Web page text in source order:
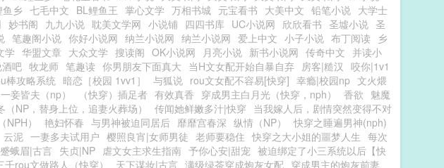
鱼乡 七毛中文 BL鲤鱼王 掌心文学 万相书城 元宝看书 大美中文 铅笔小说 大学士
妙书阁 九九小说 耽美文学网 小说铺 四四书库 UC小说网 欣欣看书 圣墟小说 圣
笔趣阁小说 你好小说网 纳兰小说网 纳兰小说网 爱上中文 小子小说 布丁阅读
乡
学 华盟文章 大众文学 搜读阁 OK小说网 月亮小说 新书小说网 传奇中文 并读小
吧 牧龙师 笔趣读 你男朋友下面真大 当H文女配开始自暴自弃 房客|糙汉 咬你|1v1
棒攻略系统 暗恋［校园 1vv1］ 与狐说 rou文女配不容易[快穿] 幸瘾|校园np 文火煨
一妾皆夫（np） （快穿）插足者 有效真香 穿成男主白月光（快穿，nph） 香欲 魅魔
（NP，替身上位，追妻火葬场） 传闻她鲜嫩多汁|快穿 当我嫁人后，剧情突然变得不对
） 艳妇怀春 与男神被迫同居后 靡靡宫春深 纵情（NP）
快穿之睡遍男神(nph)
云泥 一妻多夫试用户 樱照良宵|女师男徒 老师要稳住 快穿之大小姐的噩梦人生 每次
蹙蛾眉|古言 失贞|NP 虐文女主求生指南 予你心安|甜宠 被迫绑定了小三系统以后【快
千rou文做路人（快穿） 天下谋妆|古言 满级绿茶穿成炮灰女配 穿成男主的炮灰前妻